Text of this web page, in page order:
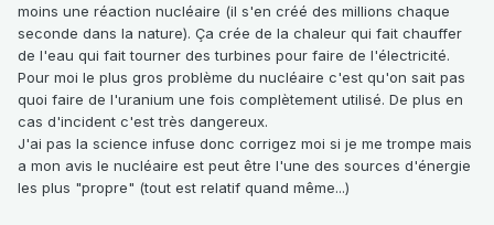
moins une réaction nucléaire (il s'en créé des millions chaque
seconde dans la nature). Ça crée de la chaleur qui fait chauffer
de l'eau qui fait tourner des turbines pour faire de l'électricité.
Pour moi le plus gros problème du nucléaire c'est qu'on sait pas
quoi faire de l'uranium une fois complètement utilisé. De plus en
cas d'incident c'est très dangereux.
J'ai pas la science infuse donc corrigez moi si je me trompe mais
a mon avis le nucléaire est peut être l'une des sources d'énergie
les plus "propre" (tout est relatif quand même...)